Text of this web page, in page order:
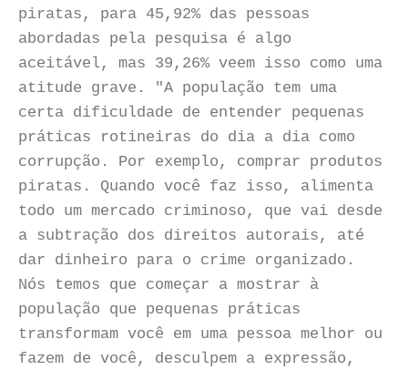
piratas, para 45,92% das pessoas
abordadas pela pesquisa é algo
aceitável, mas 39,26% veem isso como uma
atitude grave. "A população tem uma
certa dificuldade de entender pequenas
práticas rotineiras do dia a dia como
corrupção. Por exemplo, comprar produtos
piratas. Quando você faz isso, alimenta
todo um mercado criminoso, que vai desde
a subtração dos direitos autorais, até
dar dinheiro para o crime organizado.
Nós temos que começar a mostrar à
população que pequenas práticas
transformam você em uma pessoa melhor ou
fazem de você, desculpem a expressão,